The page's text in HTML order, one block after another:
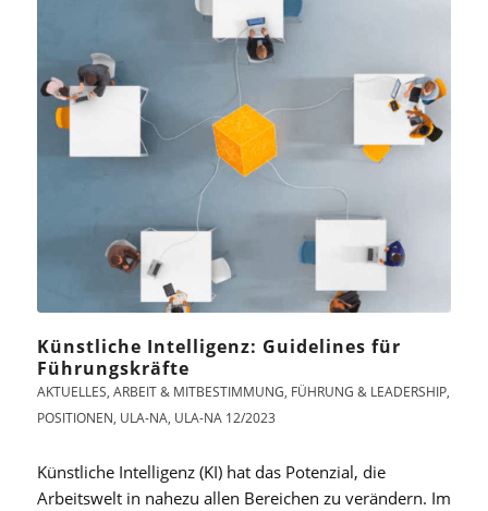
Künstliche Intelligenz: Guidelines für
Führungskräfte
AKTUELLES, ARBEIT & MITBESTIMMUNG, FÜHRUNG & LEADERSHIP,
POSITIONEN, ULA-NA, ULA-NA 12/2023
Künstliche Intelligenz (KI) hat das Potenzial, die
Arbeitswelt in nahezu allen Bereichen zu verändern. Im